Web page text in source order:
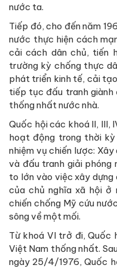
nước ta.
Tiếp đó, cho đến năm
nước thực hiện cách
cải cách dân chủ, tiến
trường kỳ chống thực
phát triển kinh tế, cải
tiếp tục đấu tranh giành
thống nhất nước nhà.
Quốc hội các khoá II, III,
hoạt động trong thời
nhiệm vụ chiến lược:
và đấu tranh giải phóng
to lớn vào việc xây
của chủ nghĩa xã hội ở
chiến chống Mỹ cứu
sông về một mối.
Từ khoá VI trở đi, Quốc
Việt Nam thống nhất.
ngày 25/4/1976, Quốc